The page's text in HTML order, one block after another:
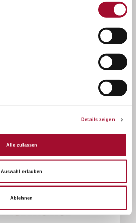
Details zeigen
Alle zulassen
Auswahl erlauben
Ablehnen